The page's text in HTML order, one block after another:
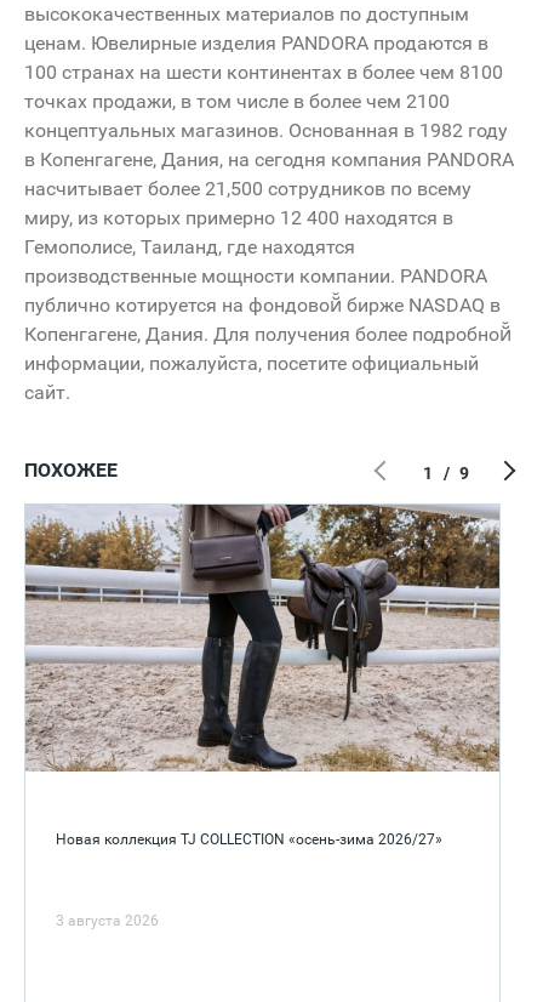
высококачественных материалов по доступным
ценам. Ювелирные изделия PANDORA продаются в
100 странах на шести континентах в более чем 8100
точках продажи, в том числе в более чем 2100
концептуальных магазинов. Основанная в 1982 году
в Копенгагене, Дания, на сегодня компания PANDORA
насчитывает более 21,500 сотрудников по всему
миру, из которых примерно 12 400 находятся в
Гемополисе, Таиланд, где находятся
производственные мощности компании. PANDORA
публично котируется на фондовой̆ бирже NASDAQ в
Копенгагене, Дания. Для получения более подробной̆
информации, пожалуйста, посетите официальный
сайт.
ПОХОЖЕЕ
Новая коллекция TJ COLLECTION «осень-зима 2026/27»
3 августа 2026
1 / 9